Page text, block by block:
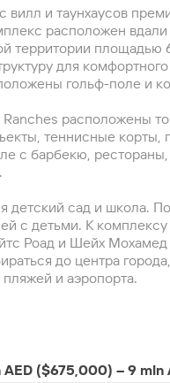
и таунхаусов
расположен вдали
территории площадью
для комфортного
гольф-поле и
расположены
теннисные корты,
с барбекю,
детский сад и школа.
с детьми. К
Роад и Шейх
до центра
и аэропорта.
AED ($675,000) – 9 mln